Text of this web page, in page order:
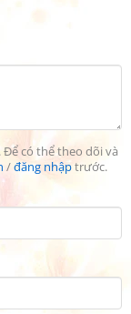
có thể theo dõi và
/đăng nhậptrước.